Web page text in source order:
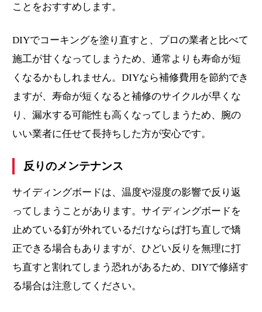
ことをおすすめします。
DIYでコーキングを塗り直すと、プロの業者と比べて
施工が甘くなってしまうため、通常よりも寿命が短
くなるかもしれません。DIYなら補修費用を節約でき
ますが、寿命が短くなると補修のサイクルが早くな
り、漏水する可能性も高くなってしまうため、腕の
いい業者に任せて長持ちした方が安心です。
反りのメンテナンス
サイディングボードは、温度や湿度の影響で反り返
ってしまうことがあります。サイディングボードを
止めている釘が外れているだけならば打ち直しで矯
正できる場合もありますが、ひどい反りを無理に打
ち直すと割れてしまう恐れがあるため、DIYで修繕す
る場合は注意してください。